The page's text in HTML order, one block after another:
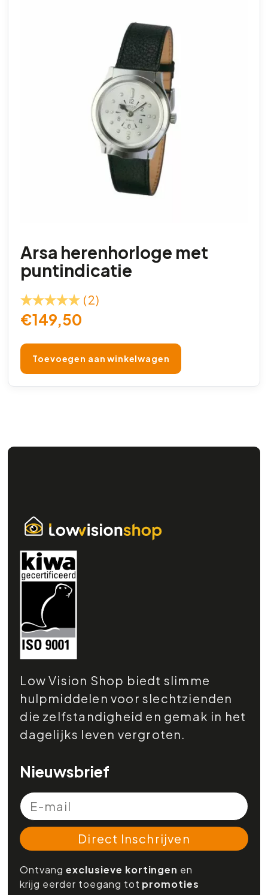
Arsa herenhorloge met
puntindicatie
(2)
€149,50
Toevoegen aan winkelwagen
Low Vision Shop biedt slimme
hulpmiddelen voor slechtzienden
die zelfstandigheid en gemak in het
dagelijks leven vergroten.
Nieuwsbrief
Direct Inschrijven
Ontvangexclusieve kortingen en
krijg eerder toegang tot promoties